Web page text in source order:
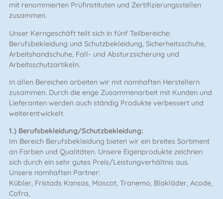
mit renommierten Prüfinstituten und Zertifizierungsstellen
zusammen.
Unser Kerngeschäft teilt sich in fünf Teilbereiche:
Berufsbekleidung und Schutzbekleidung, Sicherheitsschuhe,
Arbeitshandschuhe, Fall- und Absturzsicherung und
Arbeitsschutzartikeln.
In allen Bereichen arbeiten wir mit namhaften Herstellern
zusammen. Durch die enge Zusammenarbeit mit Kunden und
Lieferanten werden auch ständig Produkte verbessert und
weiterentwickelt.
1.) Berufsbekleidung/Schutzbekleidung:
Im Bereich Berufsbekleidung bieten wir ein breites Sortiment
an Farben und Qualitäten. Unsere Eigenprodukte zeichnen
sich durch ein sehr gutes Preis/Leistungverhältnis aus.
Unsere namhaften Partner:
Kübler, Fristads Kansas, Mascot, Tranemo, Blakläder, Acode,
Cofra,